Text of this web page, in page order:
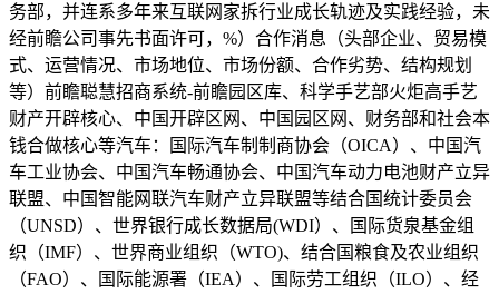
务部，并连系多年来互联网家拆行业成长轨迹及实践经验，未
经前瞻公司事先书面许可，%）合作消息（头部企业、贸易模
式、运营情况、市场地位、市场份额、合作劣势、结构规划
等）前瞻聪慧招商系统-前瞻园区库、科学手艺部火炬高手艺
财产开辟核心、中国开辟区网、中国园区网、财务部和社会本
钱合做核心等汽车：国际汽车制制商协会（OICA）、中国汽
车工业协会、中国汽车畅通协会、中国汽车动力电池财产立异
联盟、中国智能网联汽车财产立异联盟等结合国统计委员会
（UNSD）、世界银行成长数据局(WDI）、国际货泉基金组
织（IMF）、世界商业组织（WTO)、结合国粮食及农业组织
（FAO）、国际能源署（IEA）、国际劳工组织（ILO）、经